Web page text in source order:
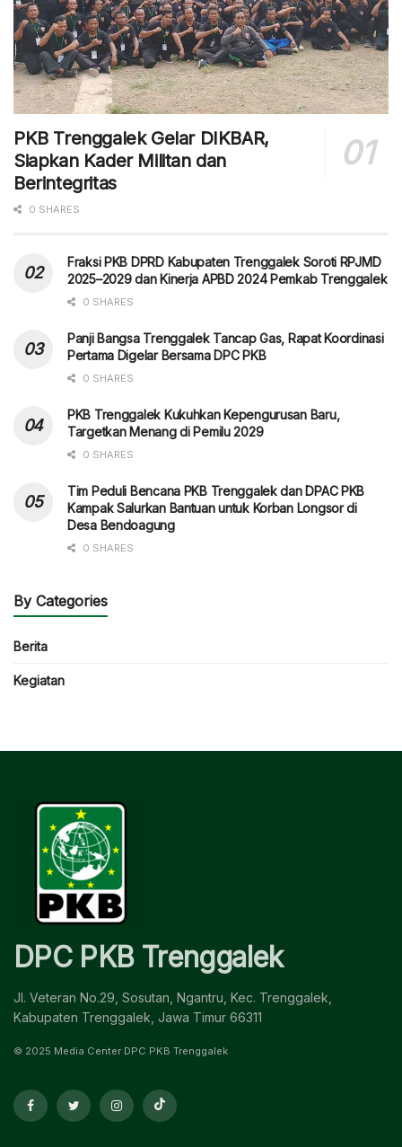
PKB Trenggalek Gelar DIKBAR,
Siapkan Kader Militan dan
Berintegritas
0 SHARES
Fraksi PKB DPRD Kabupaten Trenggalek Soroti RPJMD
2025–2029 dan Kinerja APBD 2024 Pemkab Trenggalek
0 SHARES
Panji Bangsa Trenggalek Tancap Gas, Rapat Koordinasi
Pertama Digelar Bersama DPC PKB
0 SHARES
PKB Trenggalek Kukuhkan Kepengurusan Baru,
Targetkan Menang di Pemilu 2029
0 SHARES
Tim Peduli Bencana PKB Trenggalek dan DPAC PKB
Kampak Salurkan Bantuan untuk Korban Longsor di
Desa Bendoagung
0 SHARES
By Categories
Berita
Kegiatan
DPC PKB Trenggalek
Jl. Veteran No.29, Sosutan, Ngantru, Kec. Trenggalek,
Kabupaten Trenggalek, Jawa Timur 66311
© 2025 Media Center DPC PKB Trenggalek